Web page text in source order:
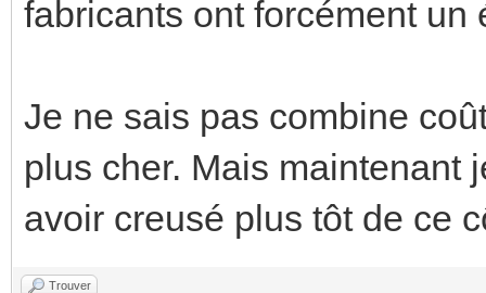
fabricants ont forcément un
Je ne sais pas combine
plus cher. Mais maintenant
avoir creusé plus tôt de ce
Trouver